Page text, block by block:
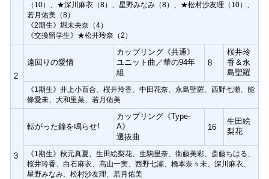
（10）、★深川麻衣（8）、星野みなみ（8）、★松村沙友理（10）、
若月佑美（8）
《2期生》堀未央奈（4）
《交換留学生》★松井玲奈（2）
2
遠回りの愛情
カップリング《共通》
ユニット曲／華の94年
組
8
桜井玲
香＆永
島聖羅
《1期生》井上小百合、桜井玲香、中田花奈、永島聖羅、西野七瀬、能
條愛未、大和里菜、若月佑美
3
転がった鐘を鳴らせ!
カップリング《Type-
A》
選抜曲
16
生田絵
梨花
《1期生》秋元真夏、生田絵梨花、生駒里奈、衛藤美彩、斎藤ちはる、
桜井玲香、白石麻衣、高山一実、西野七瀬、橋本奈々未、深川麻衣、
星野みなみ、松村沙友理、若月佑美